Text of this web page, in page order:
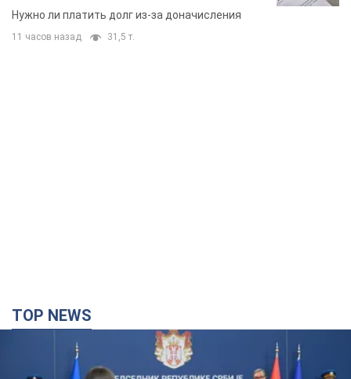
вынес неожиданное решение
Нужно ли платить долг из-за доначисления
11 часов назад 31,5 т.
TOP NEWS